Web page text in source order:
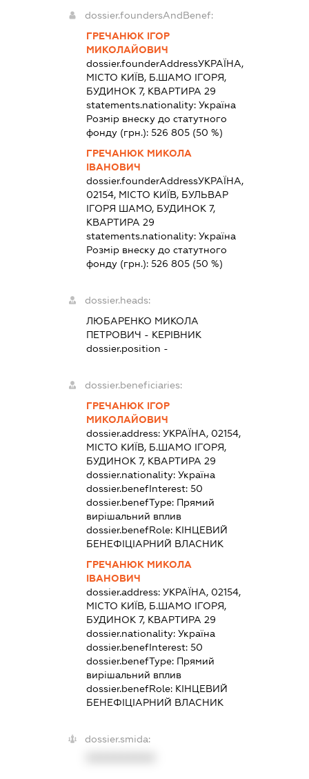
dossier.foundersAndBenef:
ГРЕЧАНЮК ІГОР
МИКОЛАЙОВИЧ
dossier.founderAddressУКРАЇНА,
МІСТО КИЇВ, Б.ШАМО ІГОРЯ,
БУДИНОК 7, КВАРТИРА 29
statements.nationality: Україна
Розмір внеску до статутного
фонду (грн.): 526 805(50 %)
ГРЕЧАНЮК МИКОЛА
ІВАНОВИЧ
dossier.founderAddressУКРАЇНА,
02154, МІСТО КИЇВ, БУЛЬВАР
ІГОРЯ ШАМО, БУДИНОК 7,
КВАРТИРА 29
statements.nationality: Україна
Розмір внеску до статутного
фонду (грн.): 526 805(50 %)
dossier.heads:
ЛЮБАРЕНКО МИКОЛА
ПЕТРОВИЧ - КЕРІВНИК
dossier.position -
dossier.beneficiaries:
ГРЕЧАНЮК ІГОР
МИКОЛАЙОВИЧ
dossier.address: УКРАЇНА, 02154,
МІСТО КИЇВ, Б.ШАМО ІГОРЯ,
БУДИНОК 7, КВАРТИРА 29
dossier.nationality: Україна
dossier.benefInterest: 50
dossier.benefType: Прямий
вирішальний вплив
dossier.benefRole: КІНЦЕВИЙ
БЕНЕФІЦІАРНИЙ ВЛАСНИК
ГРЕЧАНЮК МИКОЛА
ІВАНОВИЧ
dossier.address: УКРАЇНА, 02154,
МІСТО КИЇВ, Б.ШАМО ІГОРЯ,
БУДИНОК 7, КВАРТИРА 29
dossier.nationality: Україна
dossier.benefInterest: 50
dossier.benefType: Прямий
вирішальний вплив
dossier.benefRole: КІНЦЕВИЙ
БЕНЕФІЦІАРНИЙ ВЛАСНИК
dossier.smida: